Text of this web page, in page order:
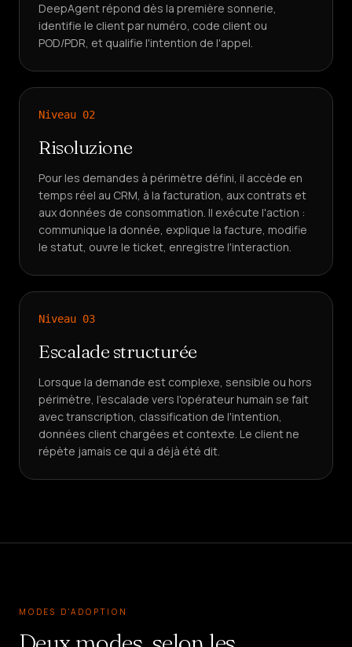
DeepAgent répond dès la première sonnerie,
identifie le client par numéro, code client ou
POD/PDR, et qualifie l'intention de l'appel.
Niveau 02
Risoluzione
Pour les demandes à périmètre défini, il accède en
temps réel au CRM, à la facturation, aux contrats et
aux données de consommation. Il exécute l'action :
communique la donnée, explique la facture, modifie
le statut, ouvre le ticket, enregistre l'interaction.
Niveau 03
Escalade structurée
Lorsque la demande est complexe, sensible ou hors
périmètre, l'escalade vers l'opérateur humain se fait
avec transcription, classification de l'intention,
données client chargées et contexte. Le client ne
répète jamais ce qui a déjà été dit.
MODES D'ADOPTION